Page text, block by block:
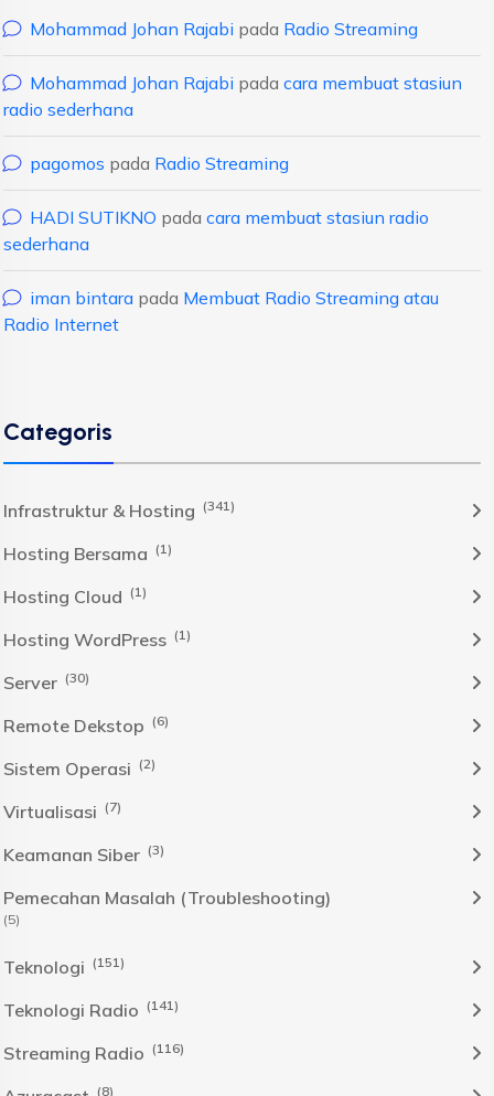
Mohammad Johan Rajabi pada Radio Streaming
Mohammad Johan Rajabi pada cara membuat stasiun
radio sederhana
pagomos pada Radio Streaming
HADI SUTIKNO pada cara membuat stasiun radio
sederhana
iman bintara pada Membuat Radio Streaming atau
Radio Internet
Categoris
Infrastruktur & Hosting (341)
Hosting Bersama (1)
Hosting Cloud (1)
Hosting WordPress (1)
Server (30)
Remote Dekstop (6)
Sistem Operasi (2)
Virtualisasi (7)
Keamanan Siber (3)
Pemecahan Masalah (Troubleshooting)
(5)
Teknologi (151)
Teknologi Radio (141)
Streaming Radio (116)
(8)